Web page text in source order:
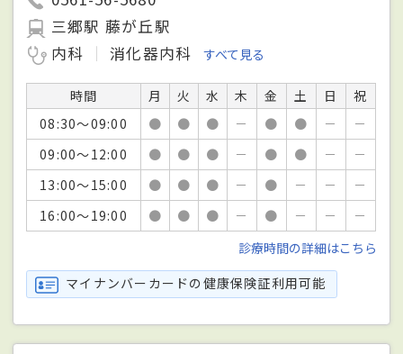
三郷駅 藤が丘駅
内科
消化器内科 すべて見る
時間 月 火 水 木 金 土 日
祝
08:30～09:00
● ● ● － ● ● －
－
09:00～12:00
● ● ● － ● ● －
－
13:00～15:00
● ● ● － ● － －
－
16:00～19:00
● ● ● － ● － －
－
診療時間の詳細はこちら
マイナンバーカードの健康保険証利用可能